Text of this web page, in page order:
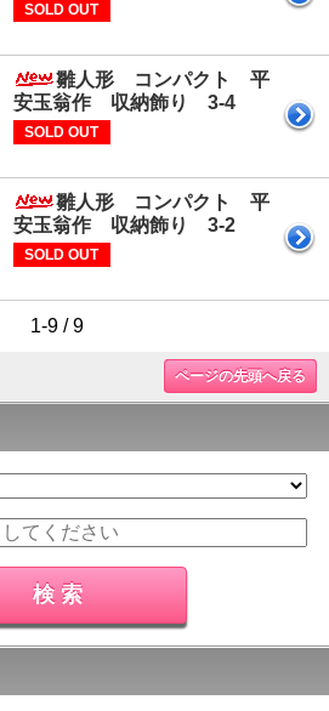
SOLD OUT
雛人形 コンパクト 平
安玉翁作 収納飾り 3-4
SOLD OUT
雛人形 コンパクト 平
安玉翁作 収納飾り 3-2
SOLD OUT
1-9 / 9
ページの先頭へ戻る